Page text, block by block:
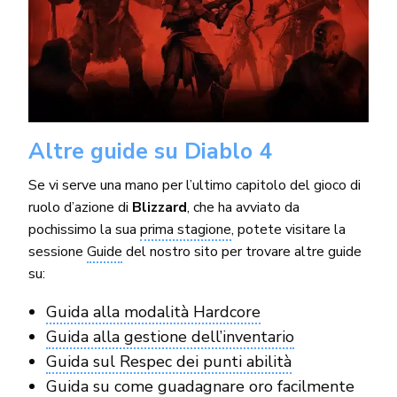
Altre guide su Diablo 4
Se vi serve una mano per l’ultimo capitolo del gioco di
ruolo d’azione di Blizzard, che ha avviato da
pochissimo la suaprima stagione, potete visitare la
sessione Guide del nostro sito per trovare altre guide
su:
Guida alla modalità Hardcore
Guida alla gestione dell’inventario
Guida sul Respec dei punti abilità
Guida su come guadagnare oro facilmente